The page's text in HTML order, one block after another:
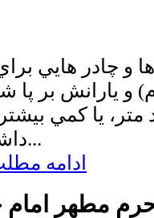
و چادر هايي
و يارانش بر پا
يا كمي
داشت. امروزه، در جنوب...
ادامه
حرم مطهر